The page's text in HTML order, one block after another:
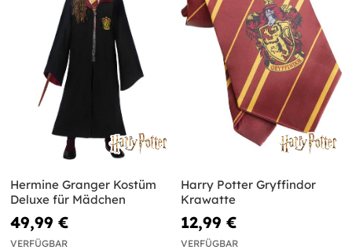
Hermine Granger Kostüm
Deluxe für Mädchen
49,99 €
VERFÜGBAR
Harry Potter Gryffindor
Krawatte
12,99 €
VERFÜGBAR